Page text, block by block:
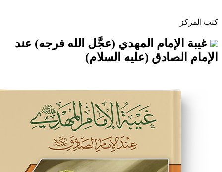
المهدي (عجَّل الله فرجه) عند
(عليه السلام)